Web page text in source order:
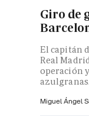
Giro de
El capitán
Real
operación
azulgranas.
Miguel Ángel